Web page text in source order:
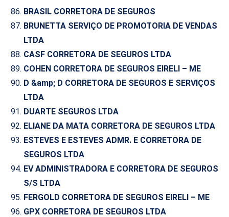
BRASIL CORRETORA DE SEGUROS
BRUNETTA SERVIÇO DE PROMOTORIA DE VENDAS
LTDA
CASF CORRETORA DE SEGUROS LTDA
COHEN CORRETORA DE SEGUROS EIRELI – ME
D &amp; D CORRETORA DE SEGUROS E SERVIÇOS
LTDA
DUARTE SEGUROS LTDA
ELIANE DA MATA CORRETORA DE SEGUROS LTDA
ESTEVES E ESTEVES ADMR. E CORRETORA DE
SEGUROS LTDA
EV ADMINISTRADORA E CORRETORA DE SEGUROS
S/S LTDA
FERGOLD CORRETORA DE SEGUROS EIRELI – ME
GPX CORRETORA DE SEGUROS LTDA